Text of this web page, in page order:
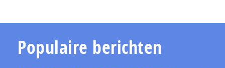
Populaire berichten